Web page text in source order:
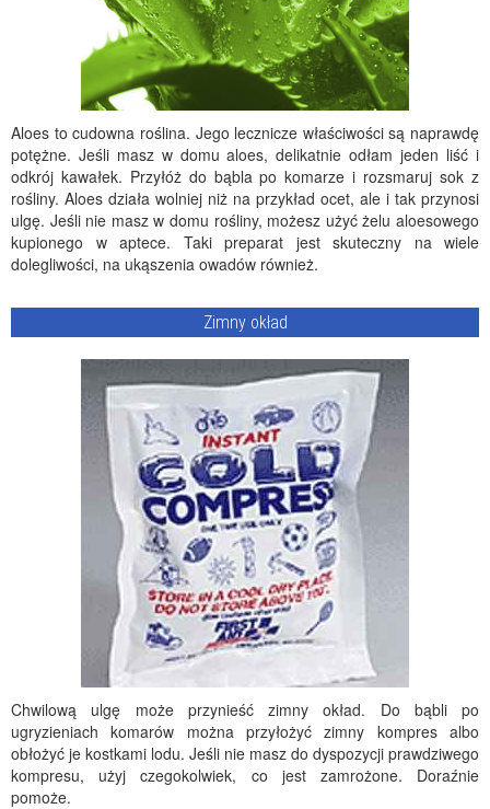
Aloes to cudowna roślina. Jego lecznicze właściwości są naprawdę
potężne. Jeśli masz w domu aloes, delikatnie odłam jeden liść i
odkrój kawałek. Przyłóż do bąbla po komarze i rozsmaruj sok z
rośliny. Aloes działa wolniej niż na przykład ocet, ale i tak przynosi
ulgę. Jeśli nie masz w domu rośliny, możesz użyć żelu aloesowego
kupionego w aptece. Taki preparat jest skuteczny na wiele
dolegliwości, na ukąszenia owadów również.
Zimny okład
Chwilową ulgę może przynieść zimny okład. Do bąbli po
ugryzieniach komarów można przyłożyć zimny kompres albo
obłożyć je kostkami lodu. Jeśli nie masz do dyspozycji prawdziwego
kompresu, użyj czegokolwiek, co jest zamrożone. Doraźnie
pomoże.